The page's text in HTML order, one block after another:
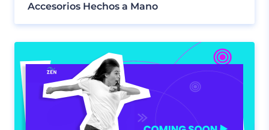
Accesorios Hechos a Mano